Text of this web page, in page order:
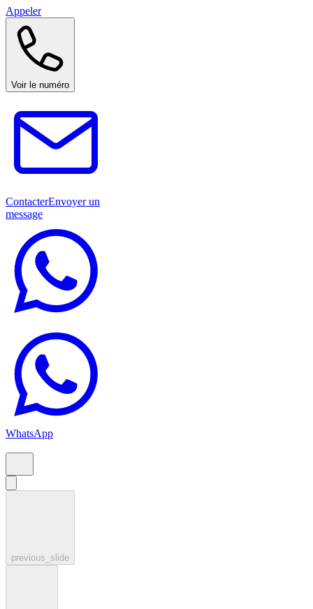
Appeler
Voir le numéro
ContacterEnvoyer un
message
WhatsApp
previous_slide